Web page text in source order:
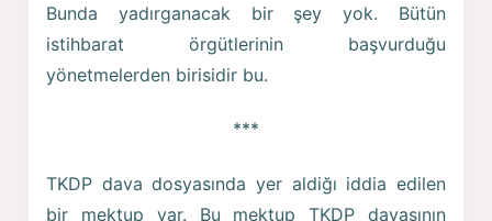
Bunda yadırganacak bir şey yok. Bütün
istihbarat örgütlerinin başvurduğu
yönetmelerden birisidir bu.
***
TKDP dava dosyasında yer aldiğı iddia edilen
bir mektup var. Bu mektup TKDP davasının